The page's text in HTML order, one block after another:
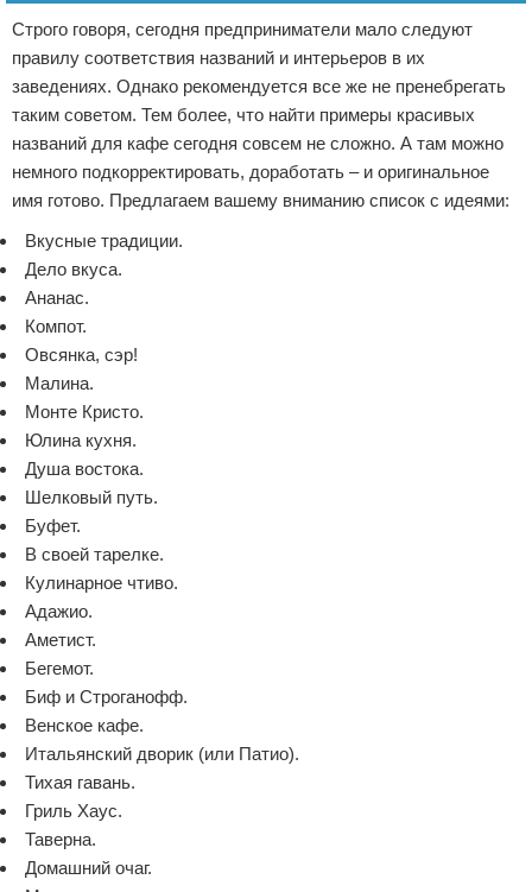
Строго говоря, сегодня предприниматели мало следуют
правилу соответствия названий и интерьеров в их
заведениях. Однако рекомендуется все же не пренебрегать
таким советом. Тем более, что найти примеры красивых
названий для кафе сегодня совсем не сложно. А там можно
немного подкорректировать, доработать – и оригинальное
имя готово. Предлагаем вашему вниманию список с идеями:
Вкусные традиции.
Дело вкуса.
Ананас.
Компот.
Овсянка, сэр!
Малина.
Монте Кристо.
Юлина кухня.
Душа востока.
Шелковый путь.
Буфет.
В своей тарелке.
Кулинарное чтиво.
Адажио.
Аметист.
Бегемот.
Биф и Строганофф.
Венское кафе.
Итальянский дворик (или Патио).
Тихая гавань.
Гриль Хаус.
Таверна.
Домашний очаг.